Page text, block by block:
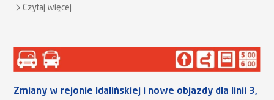
Czytaj więcej
Zmiany w rejonie Idalińskiej i nowe objazdy dla linii 3,